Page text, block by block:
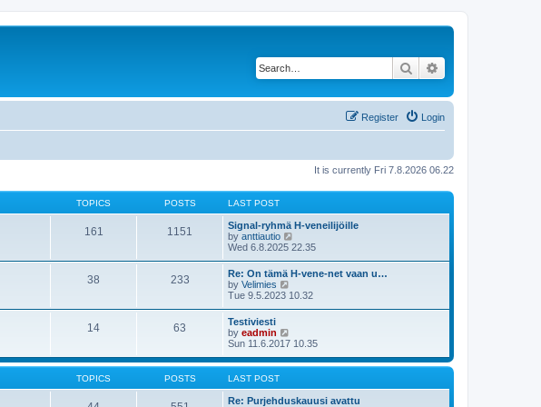
Search
Login
Register
It is currently Fri 7.8.2026 06.22
TOPICS POSTS LAST POST
161 1151
Signal-ryhmä H-veneilijöille
by anttiautio
i
w
t
h
e
l
e
s
t
o
s
Wed 6.8.2025 22.35
38 233
Re: On tämä H-vene-net vaan u…
by Velimies
i
h
e
l
a
e
s
Tue 9.5.2023 10.32
14 63
Testiviesti
by eadmin
i
w
e
Sun 11.6.2017 10.35
TOPICS POSTS LAST POST
Re: Purjehduskauusi avattu